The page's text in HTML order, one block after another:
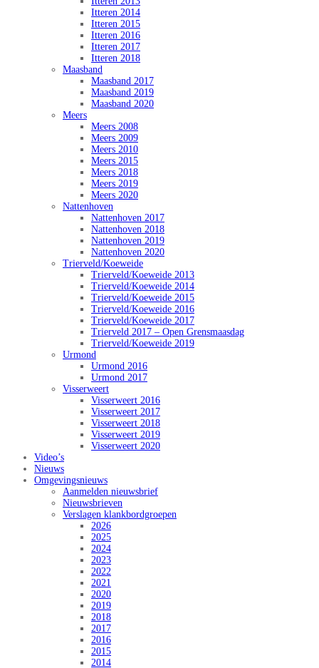
Itteren 2014
Itteren 2015
Itteren 2016
Itteren 2017
Itteren 2018
Maasband
Maasband 2017
Maasband 2019
Maasband 2020
Meers
Meers 2008
Meers 2009
Meers 2010
Meers 2015
Meers 2018
Meers 2019
Meers 2020
Nattenhoven
Nattenhoven 2017
Nattenhoven 2018
Nattenhoven 2019
Nattenhoven 2020
Trierveld/Koeweide
Trierveld/Koeweide 2013
Trierveld/Koeweide 2014
Trierveld/Koeweide 2015
Trierveld/Koeweide 2016
Trierveld/Koeweide 2017
Trierveld 2017 – Open Grensmaasdag
Trierveld/Koeweide 2019
Urmond
Urmond 2016
Urmond 2017
Visserweert
Visserweert 2016
Visserweert 2017
Visserweert 2018
Visserweert 2019
Visserweert 2020
Video’s
Nieuws
Omgevingsnieuws
Aanmelden nieuwsbrief
Nieuwsbrieven
Verslagen klankbordgroepen
2026
2025
2024
2023
2022
2021
2020
2019
2018
2017
2016
2015
2014